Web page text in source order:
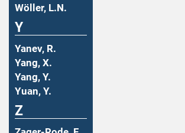
Wöller, L.N.
Y
Yanev, R.
Yang, X.
Yang, Y.
Yuan, Y.
Z